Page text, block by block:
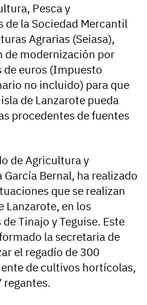
Pesca y
de la Sociedad Mercantil
Agrarias (Seiasa),
de modernización por
de euros (Impuesto
no incluido) para que
de Lanzarote pueda
procedentes de fuentes
de Agricultura y
Bernal, ha realizado
que se realizan
Lanzarote, en los
Tinajo y Teguise. Este
la secretaria de
el regadío de 300
de cultivos hortícolas,
regantes.